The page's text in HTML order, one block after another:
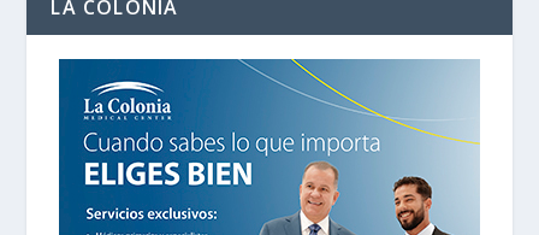
LA COLONIA